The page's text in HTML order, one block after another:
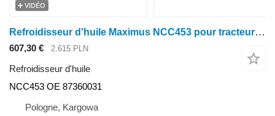
VIDÉO
Refroidisseur d'huile Maximus NCC453 pour tracteur à roues Case IH MAGNUM 215 245 255 275 305 335 MX215 MX245 MX275 MX305
607,30 € 2.615 PLN
Refroidisseur d'huile
NCC453 OE 87360031
Pologne, Kargowa